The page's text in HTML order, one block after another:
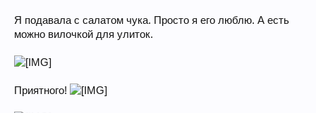
Я подавала с салатом чука. Просто я его люблю. А есть
можно вилочкой для улиток.
Приятного!